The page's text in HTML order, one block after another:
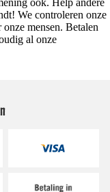
ook. Help andere
We controleren onze
mensen. Betalen
al onze